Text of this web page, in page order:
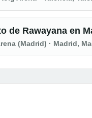
de Rawayana en
(Madrid) · Madrid,